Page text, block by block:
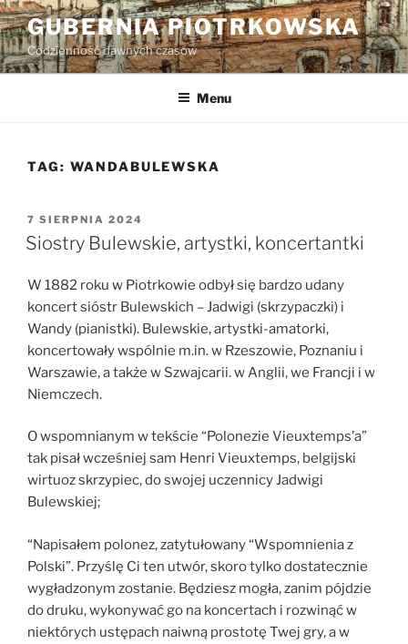
Przejdź
do
treści
GUBERNIA PIOTRKOWSKA
Codzienność dawnych czasów
Menu
TAG: WANDABULEWSKA
OPUBLIKOWANE
W
7 SIERPNIA 2024
Siostry Bulewskie, artystki, koncertantki
W 1882 roku w Piotrkowie odbył się bardzo udany
koncert sióstr Bulewskich – Jadwigi (skrzypaczki) i
Wandy (pianistki). Bulewskie, artystki-amatorki,
koncertowały wspólnie m.in. w Rzeszowie, Poznaniu i
Warszawie, a także w Szwajcarii. w Anglii, we Francji i w
Niemczech.
O wspomnianym w tekście “Polonezie Vieuxtemps’a”
tak pisał wcześniej sam Henri Vieuxtemps, belgijski
wirtuoz skrzypiec, do swojej uczennicy Jadwigi
Bulewskiej;
“Napisałem polonez, zatytułowany “Wspomnienia z
Polski”. Przyślę Ci ten utwór, skoro tylko dostatecznie
wygładzonym zostanie. Będziesz mogła, zanim pójdzie
do druku, wykonywać go na koncertach i rozwinąć w
niektórych ustępach naiwną prostotę Twej gry, a w